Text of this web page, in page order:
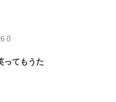
0
ってもうた